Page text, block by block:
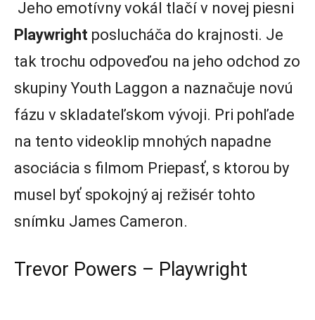
Jeho emotívny vokál tlačí v novej piesni
Playwright poslucháča do krajnosti. Je
tak trochu odpoveďou na jeho odchod zo
skupiny Youth Laggon a naznačuje novú
fázu v skladateľskom vývoji. Pri pohľade
na tento videoklip mnohých napadne
asociácia s filmom Priepasť, s ktorou by
musel byť spokojný aj režisér tohto
snímku James Cameron.
Trevor Powers – Playwright